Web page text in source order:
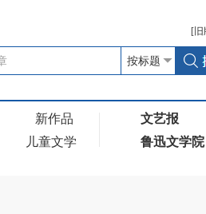
[
新作品
儿童文学
文艺报
鲁迅文学院